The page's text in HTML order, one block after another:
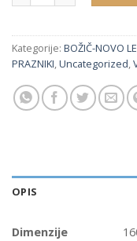
Kategorije: BOŽIČ-NOVO
PRAZNIKI Uncategorized
OPIS
Dimenzije